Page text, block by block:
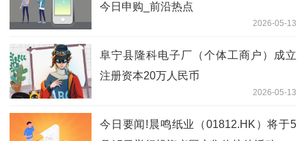
今日申购_前沿热点
2026-05-13
阜宁县隆科电子厂（个体工商户）成立
注册资本20万人民币
2026-05-13
今日要闻!晨鸣纸业（01812.HK）将于5